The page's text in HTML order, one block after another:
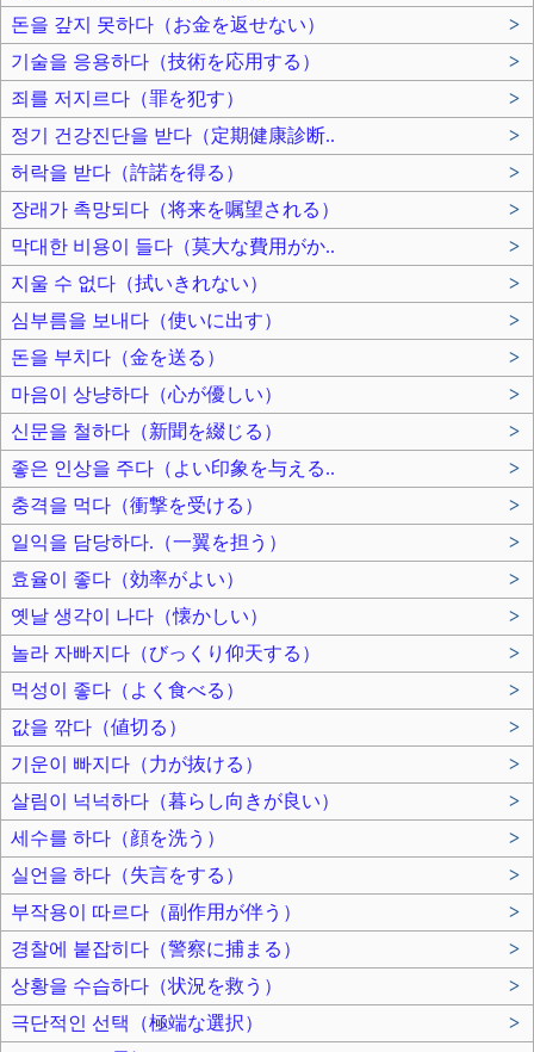
돈을 갚지 못하다（お金を返せない）
>
기술을 응용하다（技術を応用する）
>
죄를 저지르다（罪を犯す）
>
정기 건강진단을 받다（定期健康診断..
>
허락을 받다（許諾を得る）
>
장래가 촉망되다（将来を嘱望される）
>
막대한 비용이 들다（莫大な費用がか..
>
지울 수 없다（拭いきれない）
>
심부름을 보내다（使いに出す）
>
돈을 부치다（金を送る）
>
마음이 상냥하다（心が優しい）
>
신문을 철하다（新聞を綴じる）
>
좋은 인상을 주다（よい印象を与える..
>
충격을 먹다（衝撃を受ける）
>
일익을 담당하다.（一翼を担う）
>
효율이 좋다（効率がよい）
>
옛날 생각이 나다（懐かしい）
>
놀라 자빠지다（びっくり仰天する）
>
먹성이 좋다（よく食べる）
>
값을 깎다（値切る）
>
기운이 빠지다（力が抜ける）
>
살림이 넉넉하다（暮らし向きが良い）
>
세수를 하다（顔を洗う）
>
실언을 하다（失言をする）
>
부작용이 따르다（副作用が伴う）
>
경찰에 붙잡히다（警察に捕まる）
>
상황을 수습하다（状況を救う）
>
극단적인 선택（極端な選択）
>